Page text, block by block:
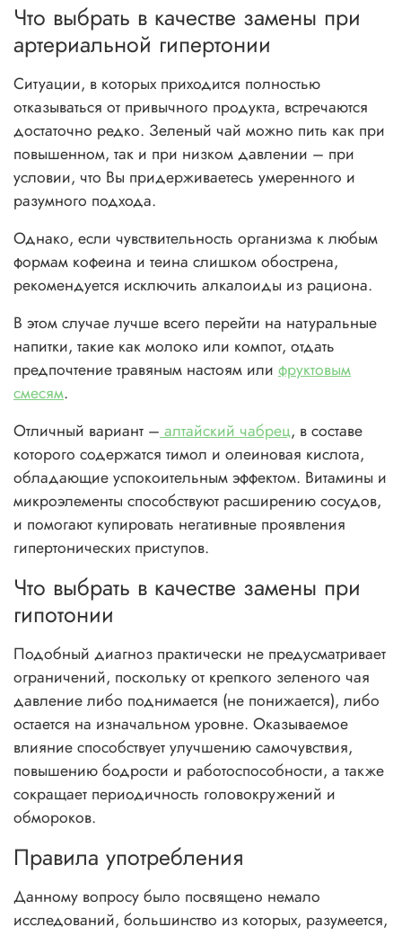
Что выбрать в качестве замены при
артериальной гипертонии
Ситуации, в которых приходится полностью
отказываться от привычного продукта, встречаются
достаточно редко. Зеленый чай можно пить как при
повышенном, так и при низком давлении – при
условии, что Вы придерживаетесь умеренного и
разумного подхода.
Однако, если чувствительность организма к любым
формам кофеина и теина слишком обострена,
рекомендуется исключить алкалоиды из рациона.
В этом случае лучше всего перейти на натуральные
напитки, такие как молоко или компот, отдать
предпочтение травяным настоям или фруктовым
смесям.
Отличный вариант –алтайский чабрец, в составе
которого содержатся тимол и олеиновая кислота,
обладающие успокоительным эффектом. Витамины и
микроэлементы способствуют расширению сосудов,
и помогают купировать негативные проявления
гипертонических приступов.
Что выбрать в качестве замены при
гипотонии
Подобный диагноз практически не предусматривает
ограничений, поскольку от крепкого зеленого чая
давление либо поднимается (не понижается), либо
остается на изначальном уровне. Оказываемое
влияние способствует улучшению самочувствия,
повышению бодрости и работоспособности, а также
сокращает периодичность головокружений и
обмороков.
Правила употребления
Данному вопросу было посвящено немало
исследований, большинство из которых, разумеется,